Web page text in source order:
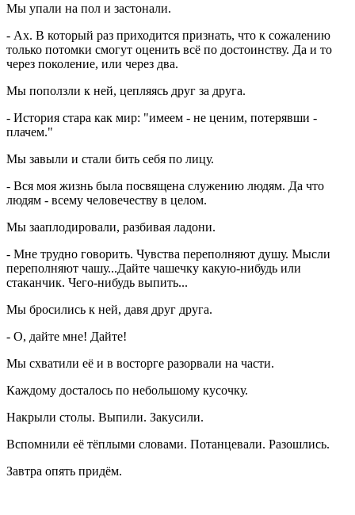
Мы упали на пол и застонали.
- Ах. В который раз приходится признать, что к сожалению
только потомки смогут оценить всё по достоинству. Да и то
через поколение, или через два.
Мы поползли к ней, цепляясь друг за друга.
- История стара как мир: "имеем - не ценим, потерявши -
плачем."
Мы завыли и стали бить себя по лицу.
- Вся моя жизнь была посвящена служению людям. Да что
людям - всему человечеству в целом.
Мы зааплодировали, разбивая ладони.
- Мне трудно говорить. Чувства переполняют душу. Мысли
переполняют чашу...Дайте чашечку какую-нибудь или
стаканчик. Чего-нибудь выпить...
Мы бросились к ней, давя друг друга.
- О, дайте мне! Дайте!
Мы схватили её и в восторге разорвали на части.
Каждому досталось по небольшому кусочку.
Накрыли столы. Выпили. Закусили.
Вспомнили её тёплыми словами. Потанцевали. Разошлись.
Завтра опять придём.